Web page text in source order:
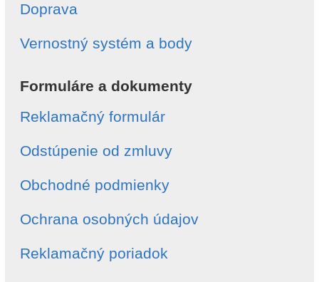
Doprava
Vernostný systém a body
Formuláre a dokumenty
Reklamačný formulár
Odstúpenie od zmluvy
Obchodné podmienky
Ochrana osobných údajov
Reklamačný poriadok